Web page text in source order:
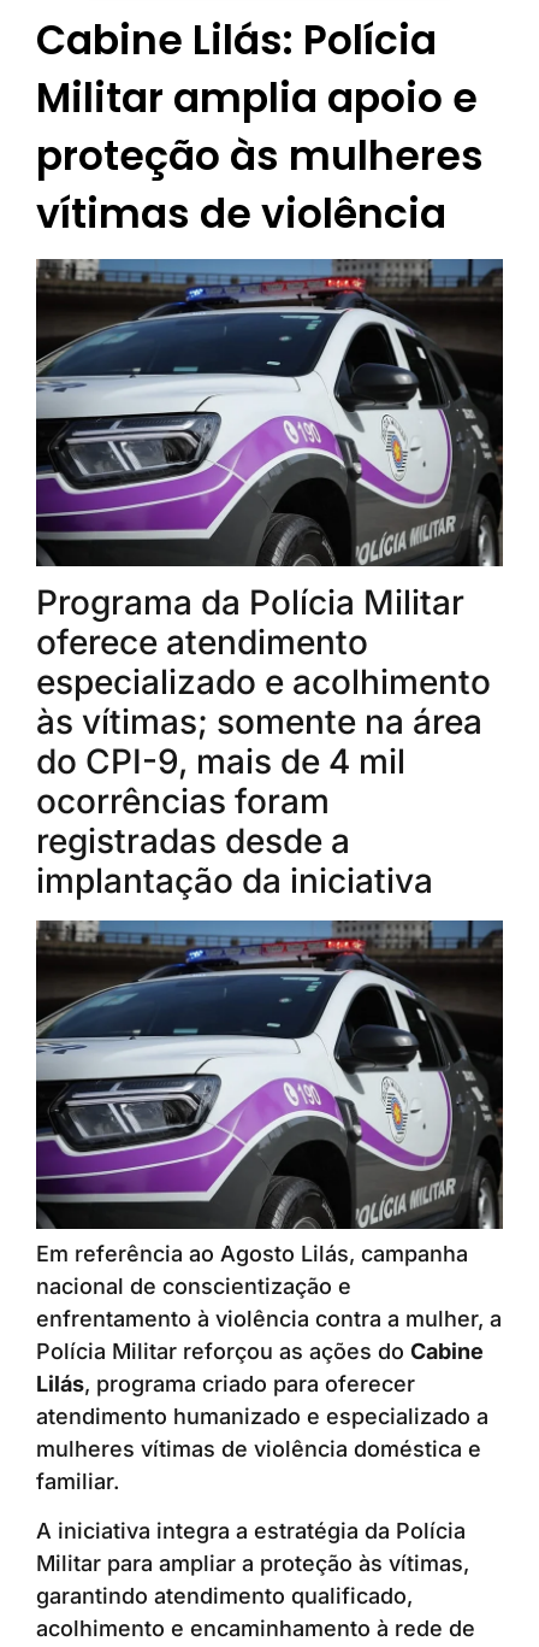
Cabine Lilás: Polícia
Militar amplia apoio e
proteção às mulheres
vítimas de violência
Programa da Polícia Militar
oferece atendimento
especializado e acolhimento
às vítimas; somente na área
do CPI-9, mais de 4 mil
ocorrências foram
registradas desde a
implantação da iniciativa
Em referência ao Agosto Lilás, campanha
nacional de conscientização e
enfrentamento à violência contra a mulher, a
Polícia Militar reforçou as ações do Cabine
Lilás, programa criado para oferecer
atendimento humanizado e especializado a
mulheres vítimas de violência doméstica e
familiar.
A iniciativa integra a estratégia da Polícia
Militar para ampliar a proteção às vítimas,
garantindo atendimento qualificado,
acolhimento e encaminhamento à rede de